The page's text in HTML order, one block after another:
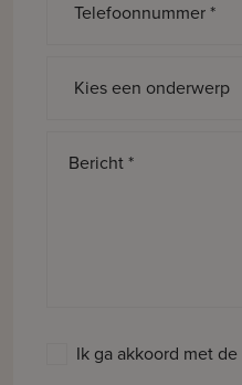
Telefoonnummer *
Bericht *
Ik ga akkoord met de